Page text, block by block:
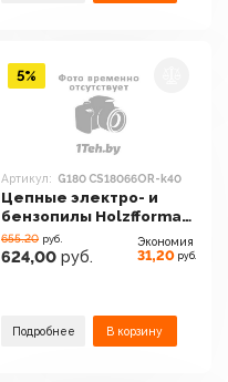
Артикул: G180 CS18066OR-k40
Цепные электро- и
бензопилы Holzfforma
G180 CS18066OR-k40
655.20 руб.
624,00 руб.
Экономия
31,20 руб.
Подробнее В корзину
5%